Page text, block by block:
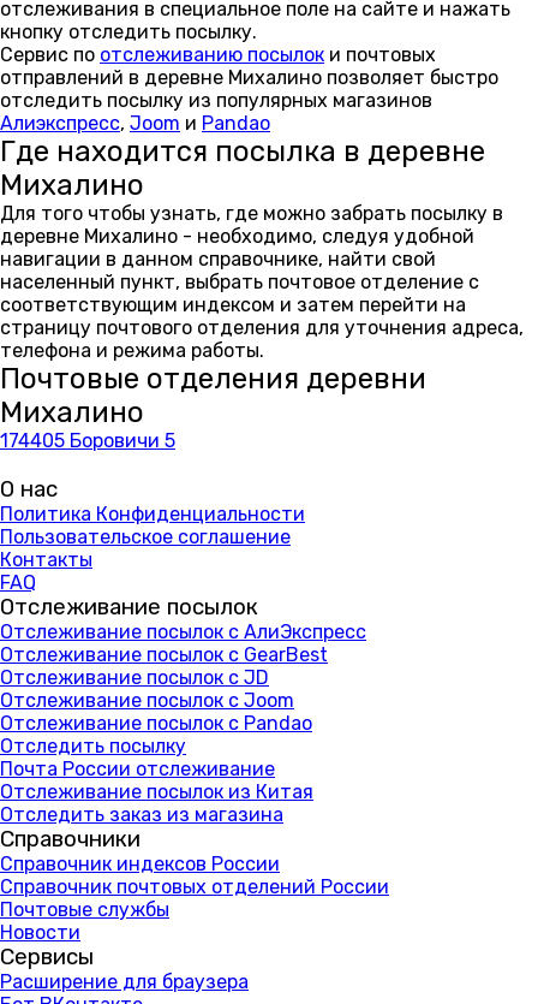
отслеживания в специальное поле на сайте и нажать
кнопку отследить посылку.
Сервис по отслеживанию посылок и почтовых
отправлений в деревне Михалино позволяет быстро
отследить посылку из популярных магазинов
Алиэкспресс, Joom и Pandao
Где находится посылка в деревне
Михалино
Для того чтобы узнать, где можно забрать посылку в
деревне Михалино - необходимо, следуя удобной
навигации в данном справочнике, найти свой
населенный пункт, выбрать почтовое отделение с
соответствующим индексом и затем перейти на
страницу почтового отделения для уточнения адреса,
телефона и режима работы.
Почтовые отделения деревни
Михалино
174405 Боровичи 5
О нас
Политика Конфиденциальности
Пользовательское соглашение
Контакты
FAQ
Отслеживание посылок
Отслеживание посылок с АлиЭкспресс
Отслеживание посылок с GearBest
Отслеживание посылок с JD
Отслеживание посылок с Joom
Отслеживание посылок с Pandao
Отследить посылку
Почта России отслеживание
Отслеживание посылок из Китая
Отследить заказ из магазина
Справочники
Справочник индексов России
Справочник почтовых отделений России
Почтовые службы
Новости
Сервисы
Расширение для браузера